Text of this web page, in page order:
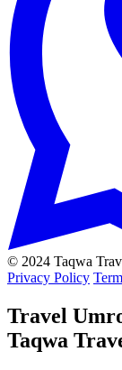
© 2024 Taqwa
Privacy Policy
Travel
Taqwa